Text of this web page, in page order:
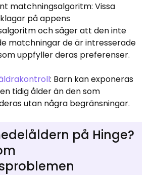
matchningsalgoritm: Vissa
på appens
och säger att den inte
matchningar de är intresserade
uppfyller deras preferenser.
: Barn kan exponeras
tidig ålder än den som
utan några begränsningar.
på Hinge?